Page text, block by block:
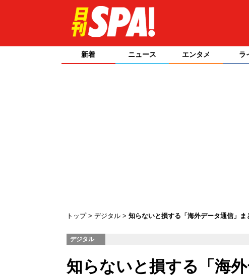
新着 ニュース エンタメ ラ
トップ デジタル
知らないと損する「海外データ通信」
デジタル
知らないと損する「海